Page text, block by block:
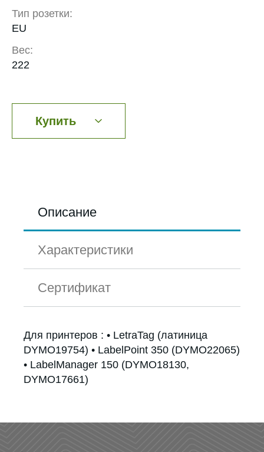
Тип розетки:
EU
Вес:
222
Купить
Описание
Характеристики
Сертификат
Для принтеров : • LetraTag (латиница
DYMO19754) • LabelPoint 350 (DYMO22065)
• LabelManager 150 (DYMO18130,
DYMO17661)